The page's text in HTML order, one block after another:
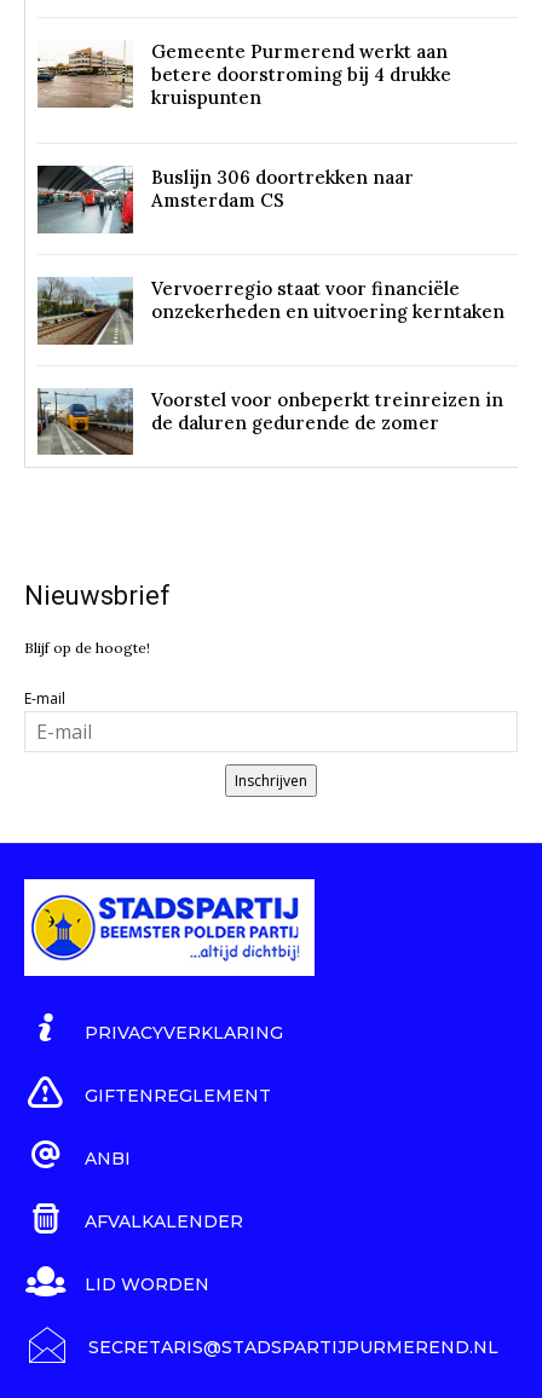
Gemeente Purmerend werkt aan
betere doorstroming bij 4 drukke
kruispunten
Buslijn 306 doortrekken naar
Amsterdam CS
Vervoerregio staat voor financiële
onzekerheden en uitvoering kerntaken
Voorstel voor onbeperkt treinreizen in
de daluren gedurende de zomer
Nieuwsbrief
Blijf op de hoogte!
E-mail
Inschrijven
PRIVACYVERKLARING
GIFTENREGLEMENT
ANBI
AFVALKALENDER
LID WORDEN
SECRETARIS@STADSPARTIJPURMEREND.NL